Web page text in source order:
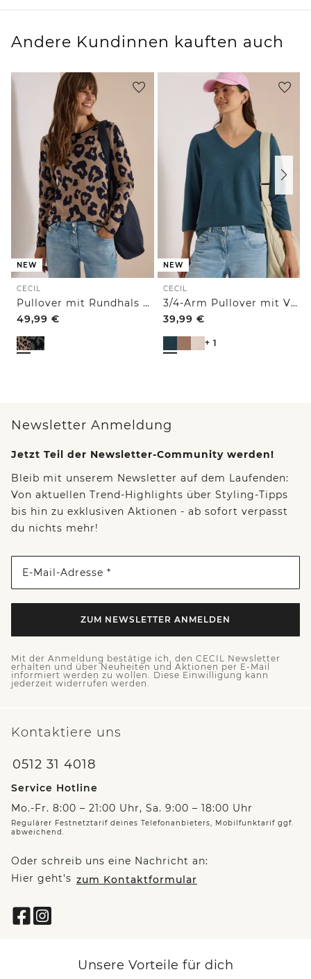
Andere Kundinnen kauften auch
NEW
CECIL
Pullover mit Rundhals und Leo-Muster
49,99 €
NEW
CECIL
3/4-Arm Pullover mit V-Neck und Strukturfront
39,99 €
+ 1
Newsletter Anmeldung
Jetzt Teil der Newsletter-Community werden!
Bleib mit unserem Newsletter auf dem Laufenden:
Von aktuellen Trend-Highlights über Styling-Tipps
bis hin zu exklusiven Aktionen - ab sofort verpasst
du nichts mehr!
E-Mail-Adresse *
ZUM NEWSLETTER ANMELDEN
Mit der Anmeldung bestätige ich, den CECIL Newsletter
erhalten und über Neuheiten und Aktionen per E-Mail
informiert werden zu wollen. Diese Einwilligung kann
jederzeit widerrufen werden.
Kontaktiere uns
0512 31 4018
Service Hotline
Mo.-Fr. 8:00 – 21:00 Uhr, Sa. 9:00 – 18:00 Uhr
Regulärer Festnetztarif deines Telefonanbieters, Mobilfunktarif ggf.
abweichend.
Oder schreib uns eine Nachricht an:
Hier geht’s zum Kontaktformular
Unsere Vorteile für dich